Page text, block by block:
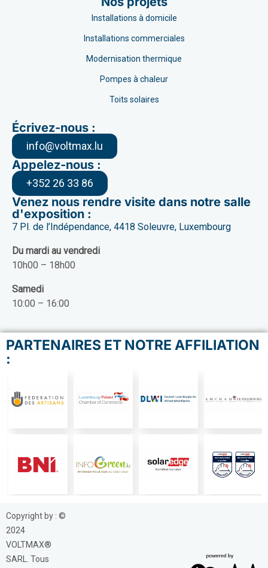
Installations à domicile
Installations commerciales
Modernisation thermique
Pompes à chaleur
Toits solaires
Écrivez-nous :
info@voltmax.lu
Appelez-nous :
+352 26 33 86
Venez nous rendre visite dans notre salle
d'exposition :
7 Pl. de l’Indépendance, 4418 Soleuvre, Luxembourg
Du mardi au vendredi
10h00 – 18h00
Samedi
10:00 – 16:00
PARTENAIRES ET NOTRE AFFILIATION
:
Copyright by : ©
2024
VOLTMAX®
SARL. Tous